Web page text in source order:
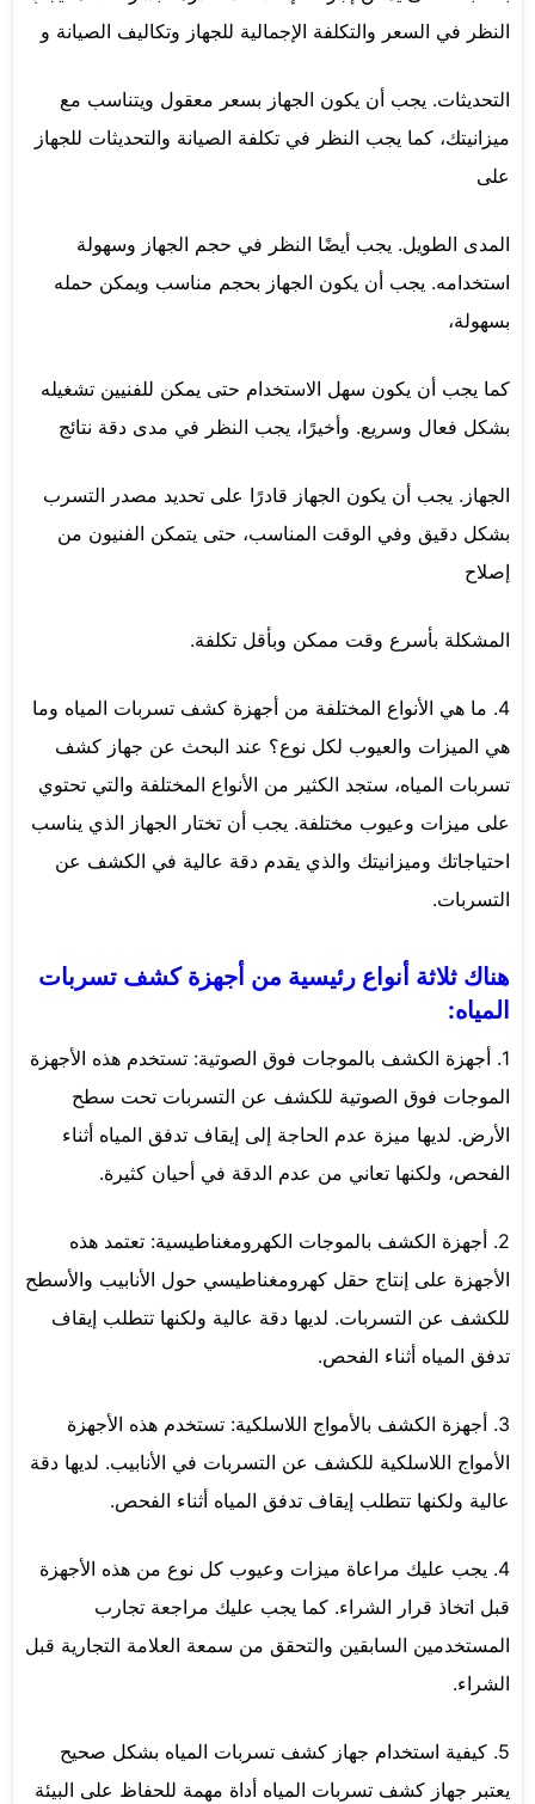
النظر في السعر والتكلفة الإجمالية للجهاز وتكاليف الصيانة و
التحديثات. يجب أن يكون الجهاز بسعر معقول ويتناسب مع
ميزانيتك، كما يجب النظر في تكلفة الصيانة والتحديثات للجهاز
على
المدى الطويل. يجب أيضًا النظر في حجم الجهاز وسهولة
استخدامه. يجب أن يكون الجهاز بحجم مناسب ويمكن حمله
بسهولة،
كما يجب أن يكون سهل الاستخدام حتى يمكن للفنيين تشغيله
بشكل فعال وسريع. وأخيرًا، يجب النظر في مدى دقة نتائج
الجهاز. يجب أن يكون الجهاز قادرًا على تحديد مصدر التسرب
بشكل دقيق وفي الوقت المناسب، حتى يتمكن الفنيون من
إصلاح
المشكلة بأسرع وقت ممكن وبأقل تكلفة.
4. ما هي الأنواع المختلفة من أجهزة كشف تسربات المياه وما
هي الميزات والعيوب لكل نوع؟ عند البحث عن جهاز كشف
تسربات المياه، ستجد الكثير من الأنواع المختلفة والتي تحتوي
على ميزات وعيوب مختلفة. يجب أن تختار الجهاز الذي يناسب
احتياجاتك وميزانيتك والذي يقدم دقة عالية في الكشف عن
التسربات.
هناك ثلاثة أنواع رئيسية من أجهزة كشف تسربات
المياه:
1. أجهزة الكشف بالموجات فوق الصوتية: تستخدم هذه الأجهزة
الموجات فوق الصوتية للكشف عن التسربات تحت سطح
الأرض. لديها ميزة عدم الحاجة إلى إيقاف تدفق المياه أثناء
الفحص، ولكنها تعاني من عدم الدقة في أحيان كثيرة.
2. أجهزة الكشف بالموجات الكهرومغناطيسية: تعتمد هذه
الأجهزة على إنتاج حقل كهرومغناطيسي حول الأنابيب والأسطح
للكشف عن التسربات. لديها دقة عالية ولكنها تتطلب إيقاف
تدفق المياه أثناء الفحص.
3. أجهزة الكشف بالأمواج اللاسلكية: تستخدم هذه الأجهزة
الأمواج اللاسلكية للكشف عن التسربات في الأنابيب. لديها دقة
عالية ولكنها تتطلب إيقاف تدفق المياه أثناء الفحص.
4. يجب عليك مراعاة ميزات وعيوب كل نوع من هذه الأجهزة
قبل اتخاذ قرار الشراء. كما يجب عليك مراجعة تجارب
المستخدمين السابقين والتحقق من سمعة العلامة التجارية قبل
الشراء.
5. كيفية استخدام جهاز كشف تسربات المياه بشكل صحيح
يعتبر جهاز كشف تسربات المياه أداة مهمة للحفاظ على البيئة